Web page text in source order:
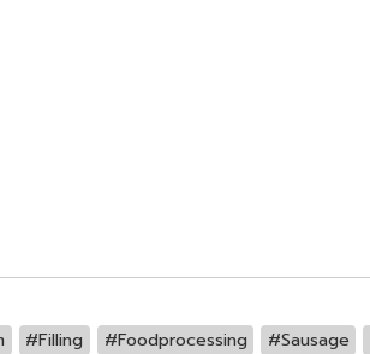
#Filling #Foodprocessing #Sausage